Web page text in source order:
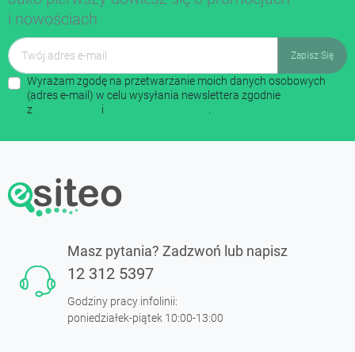
i nowościach
Wyrażam zgodę na przetwarzanie moich danych osobowych
(adres e-mail) w celu wysyłania newslettera zgodnie
z
i
Masz pytania? Zadzwoń lub napisz
12 312 5397
Godziny pracy infolinii:
poniedziałek-piątek 10:00-13:00